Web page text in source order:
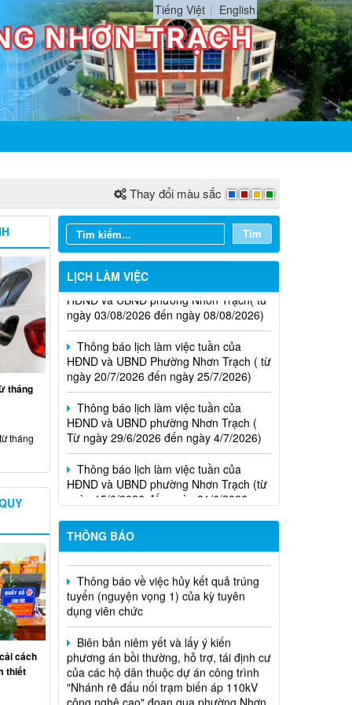
Tiếng Việt English
Thay đổi màu sắc
Tìm
LỊCH LÀM VIỆC
Thông báo lịch làm việc tuần của
HĐND và UBND phường Nhơn Trạch( từ
ngày 03/08/2026 đến ngày 08/08/2026)
Thông báo lịch làm việc tuần của
HĐND và UBND Phường Nhơn Trạch ( từ
ngày 20/7/2026 đến ngày 25/7/2026)
Thông báo lịch làm việc tuần của
HĐND và UBND phường Nhơn Trạch (
Từ ngày 29/6/2026 đến ngày 4/7/2026)
Thông báo lịch làm việc tuần của
HĐND và UBND phường Nhơn Trạch (từ
ngày 15/6/2026 đến ngày 21/6/2026
tịch Hội đồng nhân dân phường tại các
khu phố trên địa bàn phường Nhơn
THÔNG BÁO
trợ, tái định cư
Thông báo về việc hủy kết quả trúng
tuyển (nguyện vọng 1) của kỳ tuyên
dụng viên chức
Biên bản niêm yết và lấy ý kiến
phương án bồi thường, hỗ trợ, tái định cư
của các hộ dân thuộc dự án công trình
"Nhánh rẽ đấu nối trạm biến áp 110kV
công nghệ cao" đoạn qua phường Nhơn
Trạch, thành phố Đồng Nai
tháng
tháng
cách
thiết